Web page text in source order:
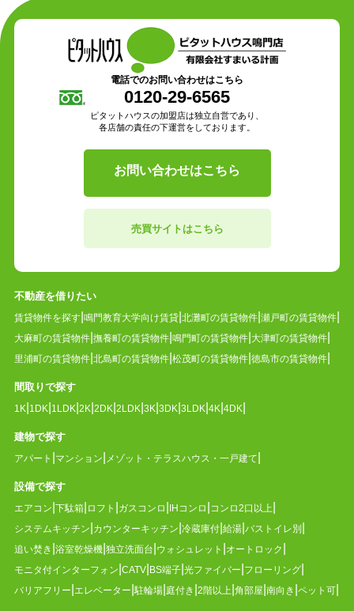
電話でのお問い合わせはこちら
0120-29-6565
ピタットハウスの加盟店は独立自営であり、
各店舗の責任の下運営をしております。
お問い合わせはこちら
売買サイトはこちら
不動産を借りたい
賃貸物件を探す 鳴門教育大学向け賃貸 北灘町の賃貸物件 瀬戸町の賃貸物件
大麻町の賃貸物件 撫養町の賃貸物件 鳴門町の賃貸物件 大津町の賃貸物件
里浦町の賃貸物件 北島町の賃貸物件 松茂町の賃貸物件 徳島市の賃貸物件
間取りで探す
1K 1DK 1LDK 2K 2DK 2LDK 3K 3DK 3LDK 4K 4DK
建物で探す
アパート マンション メゾット・テラスハウス・一戸建て
設備で探す
エアコン 下駄箱 ロフト ガスコンロ IHコンロ コンロ2口以上
システムキッチン カウンターキッチン 冷蔵庫付 給湯 バストイレ別
追い焚き 浴室乾燥機 独立洗面台 ウォシュレット オートロック
モニタ付インターフォン CATV BS端子 光ファイバー フローリング
バリアフリー エレベーター 駐輪場 庭付き 2階以上 角部屋 南向き ペット可